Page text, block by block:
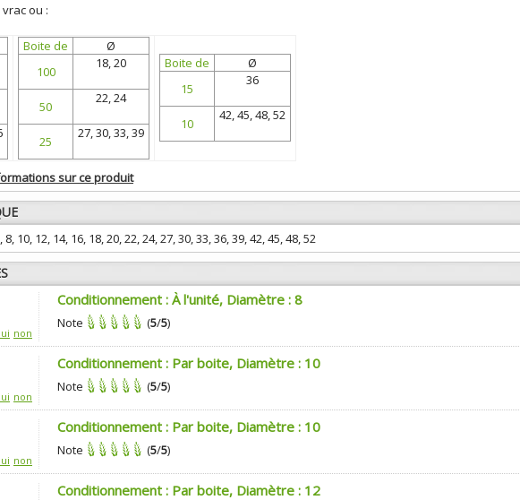
ou :
Boite de
Ø
100
18, 20
50
22, 24
25
27, 30, 33, 39
Boite de
Ø
15
36
10
42, 45, 48, 52
sur ce produit
8, 10, 12, 14, 16, 18, 20, 22, 24, 27, 30, 33, 36, 39, 42, 45, 48, 52
non
Conditionnement : À l'unité, Diamètre : 8
Note (5/5)
non
Conditionnement : Par boite, Diamètre : 10
Note (5/5)
non
Conditionnement : Par boite, Diamètre : 10
Note (5/5)
Conditionnement : Par boite, Diamètre : 12